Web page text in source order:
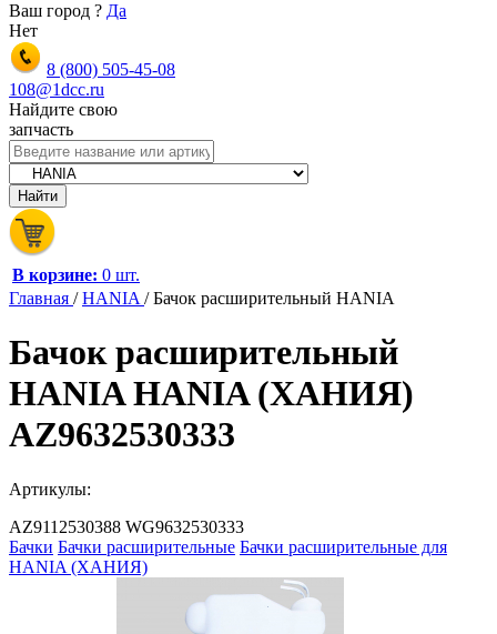
Ваш город ? Да
Нет
8 (800) 505-45-08
108@1dcc.ru
Найдите свою
запчасть
В корзине: 0 шт.
Главная /HANIA /Бачок расширительный HANIA
Бачок расширительный
HANIA HANIA (ХАНИЯ)
AZ9632530333
Артикулы:
AZ9112530388 WG9632530333
Бачки Бачки расширительные Бачки расширительные для
HANIA (ХАНИЯ)